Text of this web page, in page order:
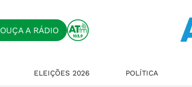
OUÇA A RÁDIO
ELEIÇÕES 2026 POLÍTICA